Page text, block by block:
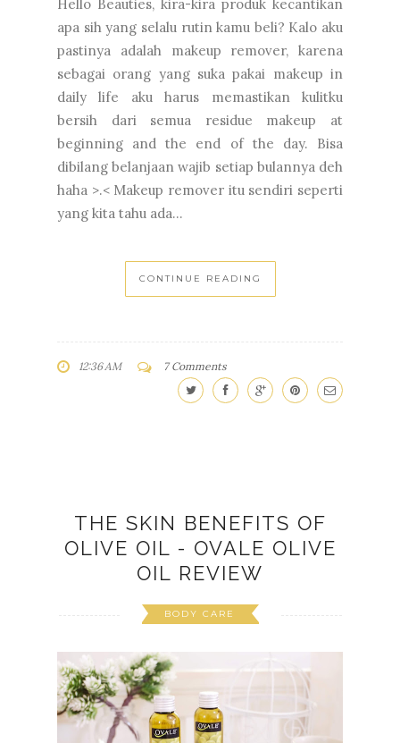
Hello Beauties, kira-kira produk kecantikan
apa sih yang selalu rutin kamu beli? Kalo aku
pastinya adalah makeup remover, karena
sebagai orang yang suka pakai makeup in
daily life aku harus memastikan kulitku
bersih dari semua residue makeup at
beginning and the end of the day. Bisa
dibilang belanjaan wajib setiap bulannya deh
haha >.< Makeup remover itu sendiri seperti
yang kita tahu ada...
CONTINUE READING
12:36 AM 7 Comments
THE SKIN BENEFITS OF
OLIVE OIL - OVALE OLIVE
OIL REVIEW
BODY CARE